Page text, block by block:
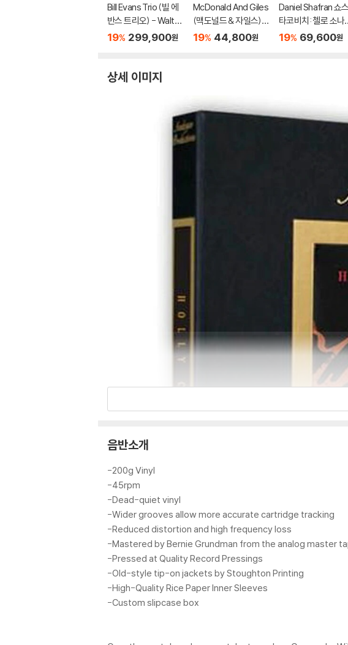
Bill Evans Trio (빌 에
반스 트리오) - Waltz
For Debby [2LP]
19% 299,900원
McDonald And Giles
(맥도널드 & 자일스) -
McDonald And Giles
19% 44,800원
Daniel Shafran 쇼스
타코비치: 첼로 소나
/ 슈베르트: 아르페지
19% 69,600원
상세 이미지
음반소개
-200g Vinyl
-45rpm
-Dead-quiet vinyl
-Wider grooves allow more accurate cartridge tracking
-Reduced distortion and high frequency loss
-Mastered by Bernie Grundman from the analog master
-Pressed at Quality Record Pressings
-Old-style tip-on jackets by Stoughton Printing
-High-Quality Rice Paper Inner Sleeves
-Custom slipcase box